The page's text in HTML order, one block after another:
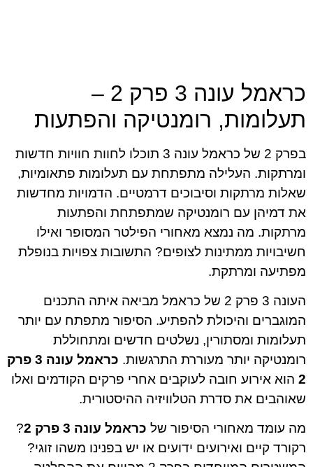
כראמל עונה 3 פרק 2 –
תעלומות, רומנטיקה והפתעות
בפרק 2 של כראמל עונה 3 תוכלו לחוות חוויות חדשות
ומרתקות. העלילה מתפתחת עם תעלומות פתאומיות,
שאלות מרתקות וסיבוכים דרמטיים. הדמויות מחדשות
את דמיהן עם רומנטיקה שמתפתחת והפתעות
מרתקות. מה נמצא מאחורי הפילטר המסופר ואילו
חשיבויות ממתינות לצופים? התשובות צפויות בנופלת
מפתיעה ומרתקת.
העונה 3 פרק 2 של כראמל מביאה איתה התכנים
המוגברים והיכולת להפתיע. הסיפור מתפתח עם יותר
תעלומות ומסתורין, נשלטים חדשים ומתחוללת
רומנטיקה יותר מעוררת התרגשות.
כראמל עונה 3 פרק
2 הוא אירוע חובה לעוקבים אחרי פרקים הקודמים ואלו
שאוהבים את סדרת הטלוויזיה ההיסטורית.
מה עומד מאחורי הסיפור של כראמל עונה 3 פרק 2
?
רקורד קיים ואירועים ידועים או יש בפנינו משהו זוגי?